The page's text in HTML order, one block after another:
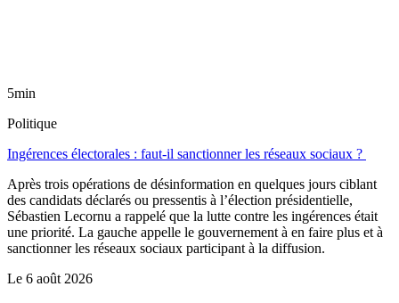
5min
Politique
Ingérences électorales : faut-il sanctionner les réseaux sociaux ?
Après trois opérations de désinformation en quelques jours ciblant
des candidats déclarés ou pressentis à l’élection présidentielle,
Sébastien Lecornu a rappelé que la lutte contre les ingérences était
une priorité. La gauche appelle le gouvernement à en faire plus et à
sanctionner les réseaux sociaux participant à la diffusion.
Le 6 août 2026